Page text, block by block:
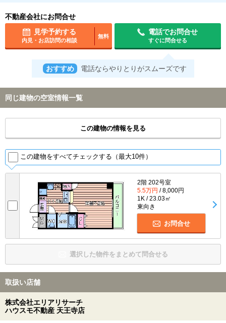
不動産会社にお問合せ
見学予約する
内見・お店訪問の相談
無料
電話でお問合せ
すぐに問合せる
おすすめ 電話ならやりとりがスムーズです
同じ建物の空室情報一覧
この建物の情報を見る
この建物をすべてチェックする（最大10件）
2階 202号室
5.5万円 / 8,000円
1K / 23.03㎡
東向き
お問合せ
選択した物件をまとめて問合せる
取扱い店舗
株式会社エリアリサーチ
ハウスモ不動産 天王寺店